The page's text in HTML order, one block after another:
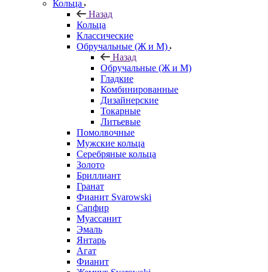
Кольца
Назад
Кольца
Классические
Обручальные (Ж и М)
Назад
Обручальные (Ж и М)
Гладкие
Комбинированные
Дизайнерские
Токарные
Литьевые
Помолвочные
Мужские кольца
Серебряные кольца
Золото
Бриллиант
Гранат
Фианит Svarowski
Сапфир
Муассанит
Эмаль
Янтарь
Агат
Фианит